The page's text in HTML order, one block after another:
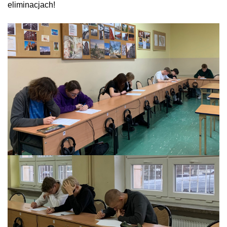
eliminacjach!